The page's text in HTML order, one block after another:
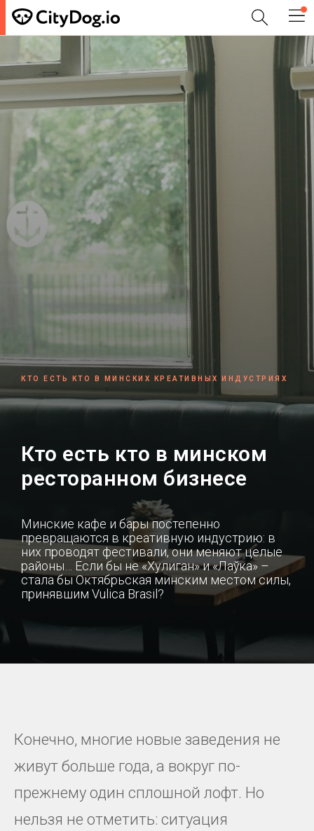
КТО ЕСТЬ КТО В МИНСКИХ КРЕАТИВНЫХ ИНДУСТРИЯХ
Кто есть кто в минском
ресторанном бизнесе
Минские кафе и бары постепенно
превращаются в креативную индустрию: в
них проводят фестивали, они меняют целые
районы… Если бы не «Хулиган» и «Лаўка» –
стала бы Октябрьская минским местом силы,
принявшим Vulica Brasil?
Конечно, многие новые заведения не
живут больше года, а вокруг по-
прежнему один сплошной лофт. Но
нельзя не отметить: ситуация